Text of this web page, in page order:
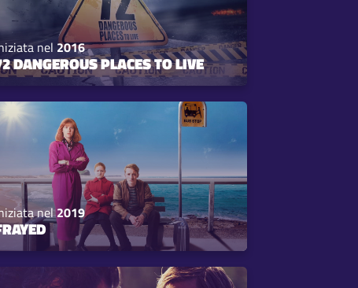
nel 2016
DANGEROUS PLACES TO LIVE
nel2019